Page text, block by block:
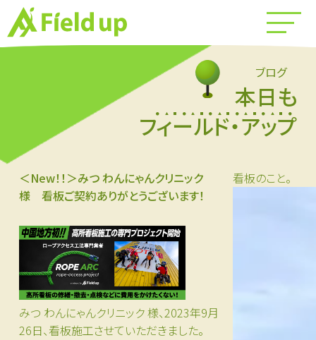
ブログ
本日も
フィールド・アップ
＜New！！＞みつ わんにゃんクリニック
様 看板ご契約ありがとうございます！
看板のこと。
みつ わんにゃんクリニック 様、2023年9月
26日、看板施工させていただきました。